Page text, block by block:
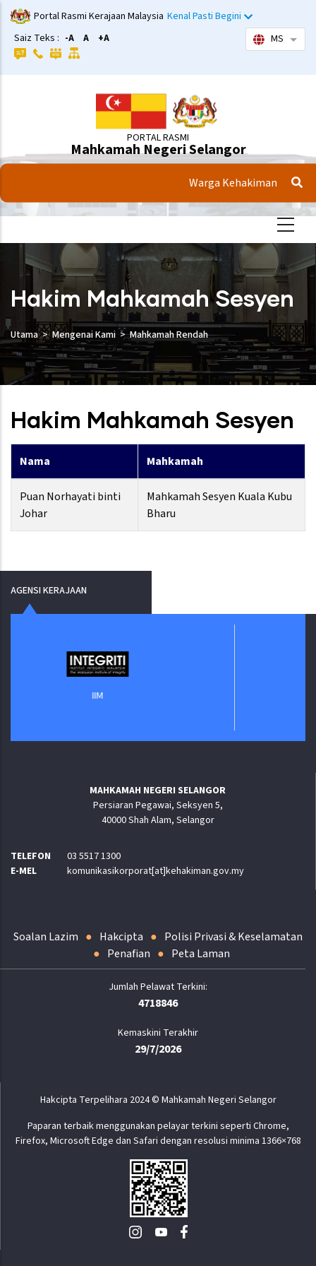
Langkau
ke
kandungan
utama
Portal Rasmi Kerajaan Malaysia Kenal Pasti Begini
Saiz Teks : -A A +A MS
PORTAL RASMI
Mahkamah Negeri Selangor
Warga Kehakiman
Hakim Mahkamah Sesyen
Utama Mengenai Kami Mahkamah Rendah
Hakim Mahkamah Sesyen
Nama Mahkamah
Puan Norhayati binti
Johar
Mahkamah Sesyen Kuala Kubu
Bharu
AGENSI KERAJAAN
MAHKAMAH NEGERI SELANGOR
Persiaran Pegawai, Seksyen 5,
40000 Shah Alam, Selangor
TELEFON
03 5517 1300
E-MEL
komunikasikorporat[at]kehakiman.gov.my
Soalan Lazim Hakcipta
Polisi Privasi & Keselamatan
Penafian
Peta Laman
4718846
Kemaskini Terakhir
29/7/2026
Hakcipta Terpelihara 2024 © Mahkamah Negeri Selangor
Paparan terbaik menggunakan pelayar terkini seperti Chrome,
Firefox, Microsoft Edge dan Safari dengan resolusi minima 1366×768